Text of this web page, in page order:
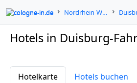
cologne-in.de Nordrhein-Westfalen
Hotels in Duisburg-
Hotelkarte
Hotels buchen